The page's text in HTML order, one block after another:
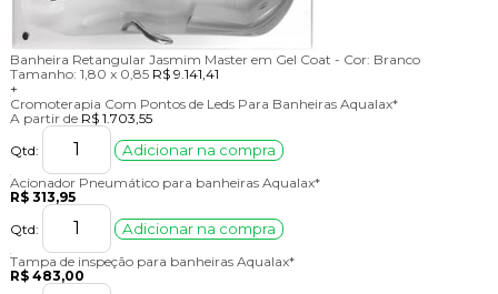
Banheira Retangular Jasmim Master em Gel Coat - Cor: Branco
Tamanho: 1,80 x 0,85 R$ 9.141,41
+
Cromoterapia Com Pontos de Leds Para Banheiras Aqualax*
A partir de R$ 1.703,55
Qtd:
Adicionar na compra
Acionador Pneumático para banheiras Aqualax*
R$ 313,95
Qtd:
Adicionar na compra
Tampa de inspeção para banheiras Aqualax*
R$ 483,00